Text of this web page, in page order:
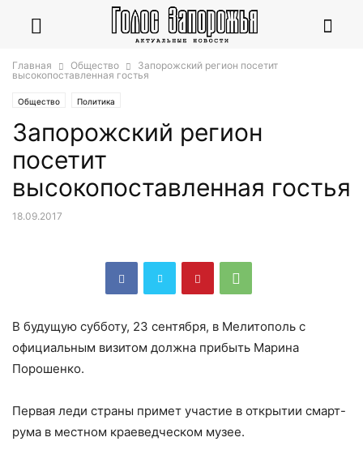
Главная Общество
Запорожский регион посетит
высокопоставленная гостья
Общество Политика
Запорожский регион
посетит
высокопоставленная гостья
18.09.2017
В будущую субботу, 23 сентября, в Мелитополь с
официальным визитом должна прибыть Марина
Порошенко.
Первая леди страны примет участие в открытии смарт-
рума в местном краеведческом музее.